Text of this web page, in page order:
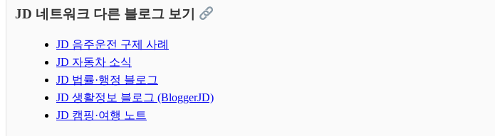
JD 네트워크 다른 블로그 보기
JD 음주운전 구제 사례
JD 자동차 소식
JD 법률·행정 블로그
JD 생활정보 블로그 (BloggerJD)
JD 캠핑·여행 노트